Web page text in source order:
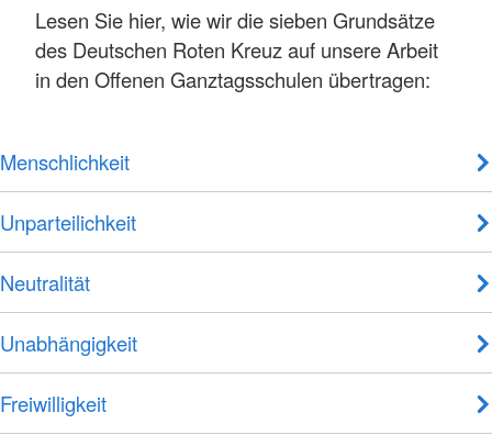
Lesen Sie hier, wie wir die sieben Grundsätze
des Deutschen Roten Kreuz auf unsere Arbeit
in den Offenen Ganztagsschulen übertragen:
Menschlichkeit
Unparteilichkeit
Neutralität
Unabhängigkeit
Freiwilligkeit